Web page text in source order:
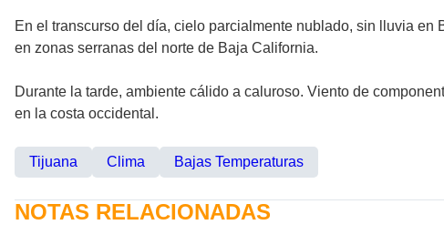
En el transcurso del día, cielo parcialmente nublado, sin lluvia
en zonas serranas del norte de Baja California.
Durante la tarde, ambiente cálido a caluroso. Viento de
en la costa occidental.
Tijuana Clima Bajas Temperaturas
NOTAS RELACIONADAS